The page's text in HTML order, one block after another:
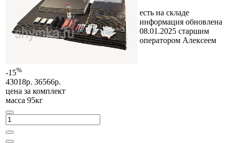
-15%
43018р. 36566р.
цена за комплект
масса 95кг
есть на складе
информация обновлена
08.01.2025 старшим
оператором Алексеем